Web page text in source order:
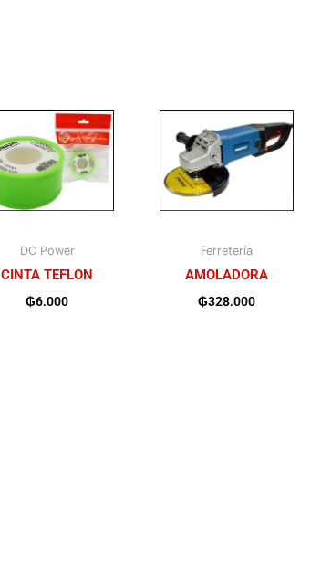
DC Power
CINTA TEFLON
₲6.000
Ferretería
AMOLADORA
₲328.000